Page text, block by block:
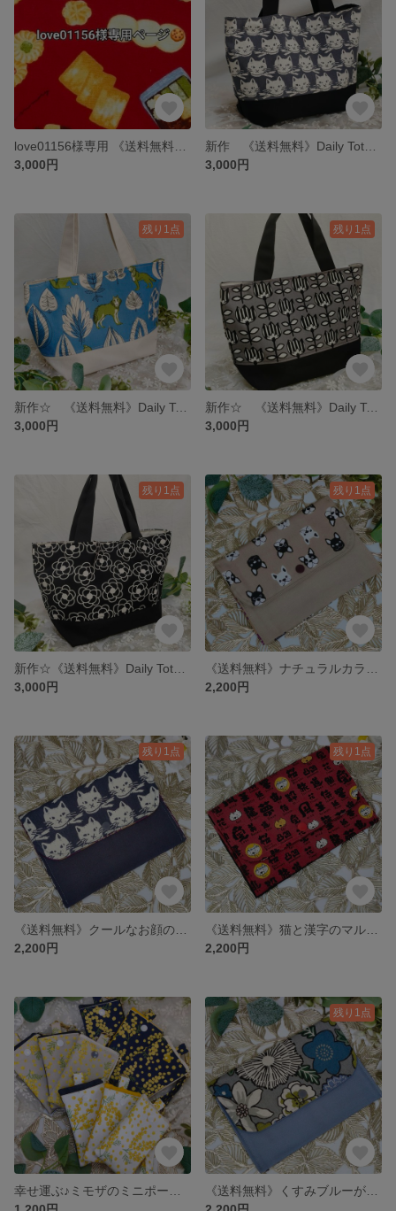
3,000円
3,000円
残り1点
新作☆ 《送料無料》Daily Tote 北欧ブルー×狼 トートバッグ ハンドメイド オオカミ ランチバック ミニトート トートバッグ サブバッグ お散歩バッグ ブルー
3,000円
残り1点
新作☆ 《送料無料》Daily Tote モノクロチューリップ トートバッグ ハンドメイド ランチバック ミニトート トートバッグ ブラック サブバッグ お散歩バッグ 花柄
3,000円
残り1点
3,000円
残り1点
2,200円
残り1点
2,200円
残り1点
2,200円
残り1点